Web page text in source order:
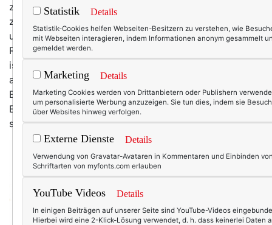
zeigt das Thermometer 24 Grad, der Sohn fährt
zwischen den Abiturvorbereitungen an den Badeweiher
und der Nachbar mäht Rasen. Die Eiche ist in
Rekordgeschwindigkeit ergrünt – was einerseits schön
ist, weil der Baum dadurch Schatten spendet, uns
andererseits aber den Blick auf die quirligen
Eichhörnchen nimmt. Aber wer braucht schon
Eichhörnchen, wenn doch die Igel wieder da sind und
sich abends am Katzenfutter laben …
Statistik Details
Statistik-Cookies helfen Webseiten-Besitzern zu verstehen, wie
mit Webseiten interagieren, indem Informationen anonym gesammelt
gemeldet werden.
Marketing Details
Marketing Cookies werden von Drittanbietern oder Publishern
um personalisierte Werbung anzuzeigen. Sie tun dies, indem sie
über Websites hinweg verfolgen.
Externe Dienste Details
Verwendung von Gravatar-Avataren in Kommentaren und Einbinden
Schriftarten von myfonts.com erlauben
YouTube Videos Details
In einigen Beiträgen auf unserer Seite sind YouTube-Videos
Hierbei wird eine 2-Klick-Lösung verwendet, d. h. dass keinerlei Daten